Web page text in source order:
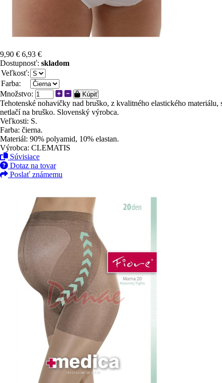
9,90 € 6,93 €
Dostupnosť: skladom
Veľkosť:
Farba:
Množstvo:
Kúpiť
Tehotenské nohavičky nad bruško, z kvalitného elastického
netlačí na bruško. Slovenský výrobca.
Veľkosti: S.
Farba: čierna.
Materiál: 90% polyamid, 10% elastan.
Výrobca: CLEMATIS
Súvisiace
Dotaz na tovar
Poslať známemu